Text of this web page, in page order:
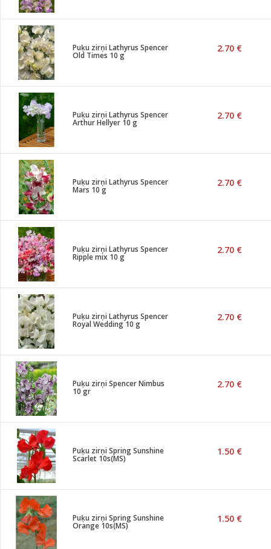
Puķu zirņi Lathyrus Spencer
Old Times 10 g
2.70 €
Puķu zirņi Lathyrus Spencer
Arthur Hellyer 10 g
2.70 €
Puķu zirņi Lathyrus Spencer
Mars 10 g
2.70 €
Puķu zirņi Lathyrus Spencer
Ripple mix 10 g
2.70 €
Puķu zirņi Lathyrus Spencer
Royal Wedding 10 g
2.70 €
Puķu zirņi Spencer Nimbus
10 gr
2.70 €
Puķu zirņi Spring Sunshine
Scarlet 10s(MS)
1.50 €
Puķu zirņi Spring Sunshine
Orange 10s(MS)
1.50 €